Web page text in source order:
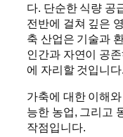
다. 단순한 식량 공
전반에 걸쳐 깊은
축 산업은 기술과
인간과 자연이 공
에 자리할 것입니다.
가축에 대한 이해
능한 농업, 그리고
작점입니다.